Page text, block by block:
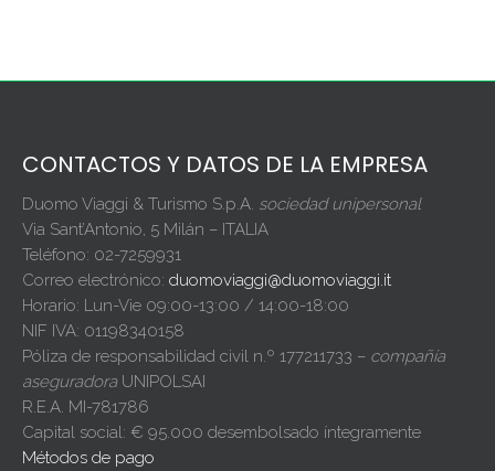
CONTACTOS Y DATOS DE LA EMPRESA
Duomo Viaggi & Turismo S.p.A. sociedad unipersonal
Via Sant’Antonio, 5 Milán – ITALIA
Teléfono: 02-7259931
Correo electrónico: duomoviaggi@duomoviaggi.it
Horario: Lun-Vie 09:00-13:00 / 14:00-18:00
NIF IVA: 01198340158
Póliza de responsabilidad civil n.º 177211733 – compañía
aseguradoraUNIPOLSAI
R.E.A. MI-781786
Capital social: € 95.000 desembolsado íntegramente
Métodos de pago